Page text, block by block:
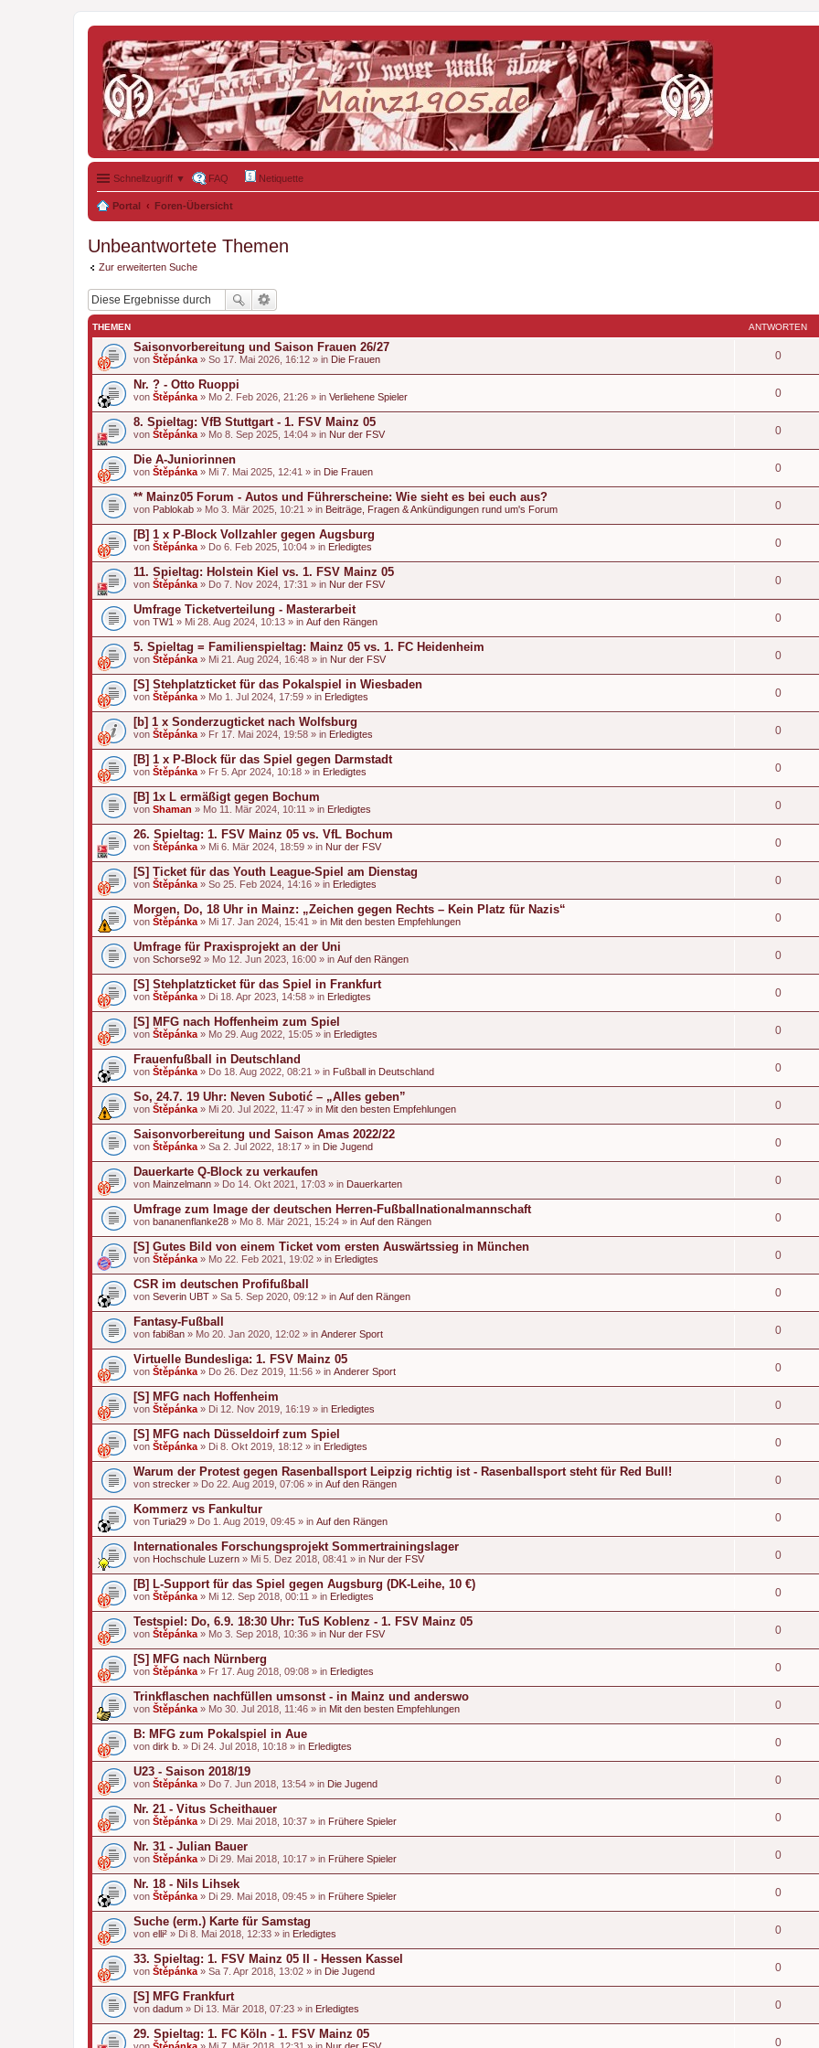
Schnellzugriff ▼ FAQ Netiquette
Portal Foren-Übersicht
Unbeantwortete Themen
Zur erweiterten Suche
THEMEN ANTWORTEN
Saisonvorbereitung und Saison Frauen 26/27
von Štěpánka » So 17. Mai 2026, 16:12 » in Die Frauen 0
Nr. ? - Otto Ruoppi
von Štěpánka » Mo 2. Feb 2026, 21:26 » in Verliehene Spieler 0
8. Spieltag: VfB Stuttgart - 1. FSV Mainz 05
von Štěpánka » Mo 8. Sep 2025, 14:04 » in Nur der FSV 0
Die A-Juniorinnen
von Štěpánka » Mi 7. Mai 2025, 12:41 » in Die Frauen 0
** Mainz05 Forum - Autos und Führerscheine: Wie sieht es bei euch aus?
von Pablokab » Mo 3. Mär 2025, 10:21 » in Beiträge, Fragen & Ankündigungen rund um's Forum 0
[B] 1 x P-Block Vollzahler gegen Augsburg
von Štěpánka » Do 6. Feb 2025, 10:04 » in Erledigtes 0
11. Spieltag: Holstein Kiel vs. 1. FSV Mainz 05
von Štěpánka » Do 7. Nov 2024, 17:31 » in Nur der FSV 0
Umfrage Ticketverteilung - Masterarbeit
von TW1 » Mi 28. Aug 2024, 10:13 » in Auf den Rängen 0
5. Spieltag = Familienspieltag: Mainz 05 vs. 1. FC Heidenheim
von Štěpánka » Mi 21. Aug 2024, 16:48 » in Nur der FSV 0
[S] Stehplatzticket für das Pokalspiel in Wiesbaden
von Štěpánka » Mo 1. Jul 2024, 17:59 » in Erledigtes 0
[b] 1 x Sonderzugticket nach Wolfsburg
von Štěpánka » Fr 17. Mai 2024, 19:58 » in Erledigtes 0
[B] 1 x P-Block für das Spiel gegen Darmstadt
von Štěpánka » Fr 5. Apr 2024, 10:18 » in Erledigtes 0
[B] 1x L ermäßigt gegen Bochum
von Shaman » Mo 11. Mär 2024, 10:11 » in Erledigtes 0
26. Spieltag: 1. FSV Mainz 05 vs. VfL Bochum
von Štěpánka » Mi 6. Mär 2024, 18:59 » in Nur der FSV 0
[S] Ticket für das Youth League-Spiel am Dienstag
von Štěpánka » So 25. Feb 2024, 14:16 » in Erledigtes 0
Morgen, Do, 18 Uhr in Mainz: „Zeichen gegen Rechts – Kein Platz für Nazis“
von Štěpánka » Mi 17. Jan 2024, 15:41 » in Mit den besten Empfehlungen 0
Umfrage für Praxisprojekt an der Uni
von Schorse92 » Mo 12. Jun 2023, 16:00 » in Auf den Rängen 0
[S] Stehplatzticket für das Spiel in Frankfurt
von Štěpánka » Di 18. Apr 2023, 14:58 » in Erledigtes 0
[S] MFG nach Hoffenheim zum Spiel
von Štěpánka » Mo 29. Aug 2022, 15:05 » in Erledigtes 0
Frauenfußball in Deutschland
von Štěpánka » Do 18. Aug 2022, 08:21 » in Fußball in Deutschland 0
So, 24.7. 19 Uhr: Neven Subotić – „Alles geben”
von Štěpánka » Mi 20. Jul 2022, 11:47 » in Mit den besten Empfehlungen 0
Saisonvorbereitung und Saison Amas 2022/22
von Štěpánka » Sa 2. Jul 2022, 18:17 » in Die Jugend 0
Dauerkarte Q-Block zu verkaufen
von Mainzelmann » Do 14. Okt 2021, 17:03 » in Dauerkarten 0
Umfrage zum Image der deutschen Herren-Fußballnationalmannschaft
von bananenflanke28 » Mo 8. Mär 2021, 15:24 » in Auf den Rängen 0
[S] Gutes Bild von einem Ticket vom ersten Auswärtssieg in München
von Štěpánka » Mo 22. Feb 2021, 19:02 » in Erledigtes 0
CSR im deutschen Profifußball
von Severin UBT » Sa 5. Sep 2020, 09:12 » in Auf den Rängen 0
Fantasy-Fußball
von fabi8an » Mo 20. Jan 2020, 12:02 » in Anderer Sport 0
Virtuelle Bundesliga: 1. FSV Mainz 05
von Štěpánka » Do 26. Dez 2019, 11:56 » in Anderer Sport 0
[S] MFG nach Hoffenheim
von Štěpánka » Di 12. Nov 2019, 16:19 » in Erledigtes 0
[S] MFG nach Düsseldoirf zum Spiel
von Štěpánka » Di 8. Okt 2019, 18:12 » in Erledigtes 0
Warum der Protest gegen Rasenballsport Leipzig richtig ist - Rasenballsport steht für Red Bull!
von strecker » Do 22. Aug 2019, 07:06 » in Auf den Rängen 0
Kommerz vs Fankultur
von Turia29 » Do 1. Aug 2019, 09:45 » in Auf den Rängen 0
Internationales Forschungsprojekt Sommertrainingslager
von Hochschule Luzern » Mi 5. Dez 2018, 08:41 » in Nur der FSV 0
[B] L-Support für das Spiel gegen Augsburg (DK-Leihe, 10 €)
von Štěpánka » Mi 12. Sep 2018, 00:11 » in Erledigtes 0
Testspiel: Do, 6.9. 18:30 Uhr: TuS Koblenz - 1. FSV Mainz 05
von Štěpánka » Mo 3. Sep 2018, 10:36 » in Nur der FSV 0
[S] MFG nach Nürnberg
von Štěpánka » Fr 17. Aug 2018, 09:08 » in Erledigtes 0
Trinkflaschen nachfüllen umsonst - in Mainz und anderswo
von Štěpánka » Mo 30. Jul 2018, 11:46 » in Mit den besten Empfehlungen 0
B: MFG zum Pokalspiel in Aue
von dirk b. » Di 24. Jul 2018, 10:18 » in Erledigtes 0
U23 - Saison 2018/19
von Štěpánka » Do 7. Jun 2018, 13:54 » in Die Jugend 0
Nr. 21 - Vitus Scheithauer
von Štěpánka » Di 29. Mai 2018, 10:37 » in Frühere Spieler 0
Nr. 31 - Julian Bauer
von Štěpánka » Di 29. Mai 2018, 10:17 » in Frühere Spieler 0
Nr. 18 - Nils Lihsek
von Štěpánka » Di 29. Mai 2018, 09:45 » in Frühere Spieler 0
Suche (erm.) Karte für Samstag
von elli² » Di 8. Mai 2018, 12:33 » in Erledigtes 0
33. Spieltag: 1. FSV Mainz 05 II - Hessen Kassel
von Štěpánka » Sa 7. Apr 2018, 13:02 » in Die Jugend 0
[S] MFG Frankfurt
von dadum » Di 13. Mär 2018, 07:23 » in Erledigtes 0
29. Spieltag: 1. FC Köln - 1. FSV Mainz 05
von Štěpánka » Mi 7. Mär 2018, 12:31 » in Nur der FSV 0